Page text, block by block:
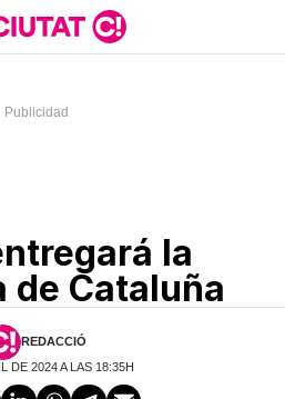
la
de Cataluña
REDACCIÓ
DE 2024 A LAS 18:35H